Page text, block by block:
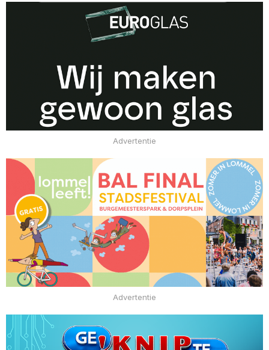
Advertentie
Advertentie